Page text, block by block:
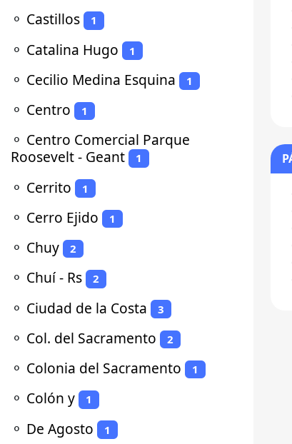
⚬ Castillos 1
⚬ Catalina Hugo 1
⚬ Cecilio Medina Esquina 1
⚬ Centro 1
⚬ Centro Comercial Parque
Roosevelt - Geant
1
⚬ Cerrito 1
⚬ Cerro Ejido 1
⚬ Chuy 2
⚬ Chuí - Rs 2
⚬ Ciudad de la Costa 3
⚬ Col. del Sacramento 2
⚬ Colonia del Sacramento 1
⚬ Colón y 1
⚬ De Agosto 1